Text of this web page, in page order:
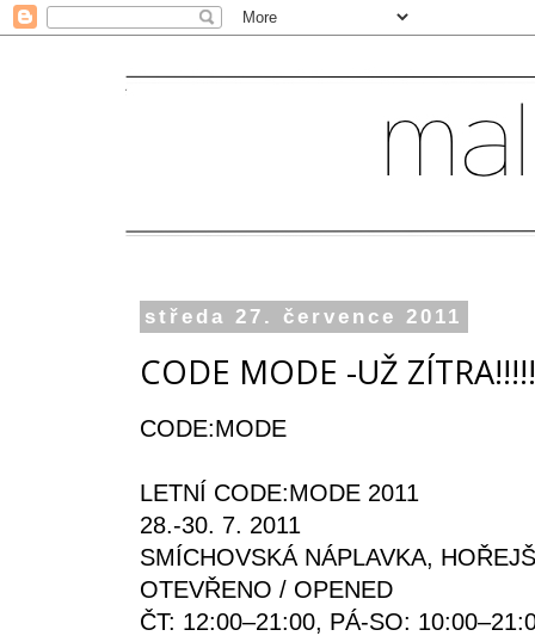
středa 27. července 2011
CODE MODE -UŽ
CODE:MODE
LETNÍ CODE:MODE 2011
28.-30. 7. 2011
SMÍCHOVSKÁ NÁPLAVKA,
OTEVŘENO / OPENED
ČT: 12:00–21:00, PÁ-SO: